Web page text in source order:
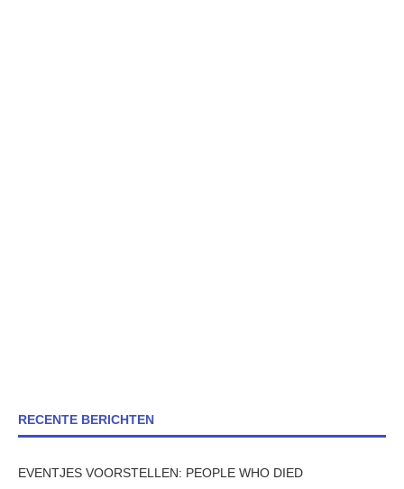
RECENTE BERICHTEN
EVENTJES VOORSTELLEN: PEOPLE WHO DIED